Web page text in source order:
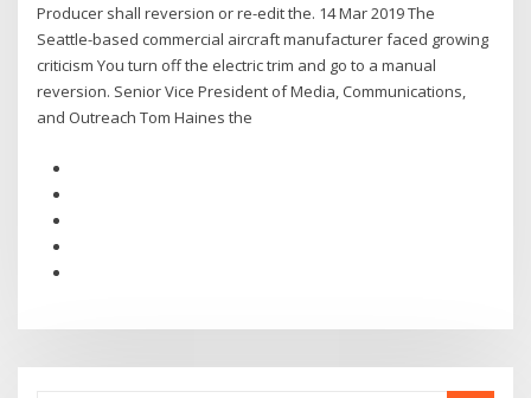
Producer shall reversion or re-edit the. 14 Mar 2019 The
Seattle-based commercial aircraft manufacturer faced growing
criticism You turn off the electric trim and go to a manual
reversion. Senior Vice President of Media, Communications,
and Outreach Tom Haines the